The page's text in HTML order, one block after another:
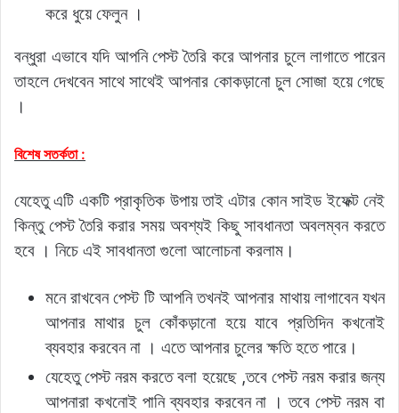
করে ধুয়ে ফেলুন ।
বন্ধুরা এভাবে যদি আপনি পেস্ট তৈরি করে আপনার চুলে লাগাতে পারেন
তাহলে দেখবেন সাথে সাথেই আপনার কোকড়ানো চুল সোজা হয়ে গেছে
।
বিশেষ সতর্কতা :
যেহেতু এটি একটি প্রাকৃতিক উপায় তাই এটার কোন সাইড ইফেক্ট নেই
কিন্তু পেস্ট তৈরি করার সময় অবশ্যই কিছু সাবধানতা অবলম্বন করতে
হবে । নিচে এই সাবধানতা গুলো আলোচনা করলাম।
মনে রাখবেন পেস্ট টি আপনি তখনই আপনার মাথায় লাগাবেন যখন
আপনার মাথার চুল কোঁকড়ানো হয়ে যাবে প্রতিদিন কখনোই
ব্যবহার করবেন না । এতে আপনার চুলের ক্ষতি হতে পারে।
যেহেতু পেস্ট নরম করতে বলা হয়েছে ,তবে পেস্ট নরম করার জন্য
আপনারা কখনোই পানি ব্যবহার করবেন না । তবে পেস্ট নরম বা